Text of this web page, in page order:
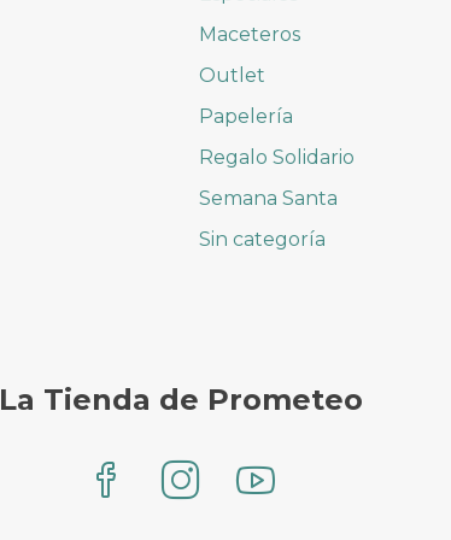
Maceteros
Outlet
Papelería
Regalo Solidario
Semana Santa
Sin categoría
La Tienda de Prometeo